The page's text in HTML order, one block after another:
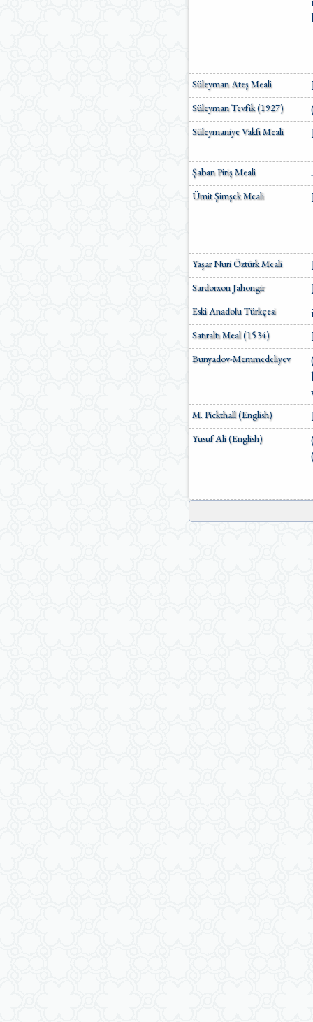
Süleyman Ateş Meali
Süleyman Tevfik (1927)
Süleymaniye Vakfı Meali
Şaban Piriş Meali
Ümit Şimşek Meali
Yaşar Nuri Öztürk Meali
Sardorxon Jahongir
Eski Anadolu Türkçesi
Satıraltı Meal (1534)
Bunyadov-Memmedeliyev
M. Pickthall (English)
Yusuf Ali (English)